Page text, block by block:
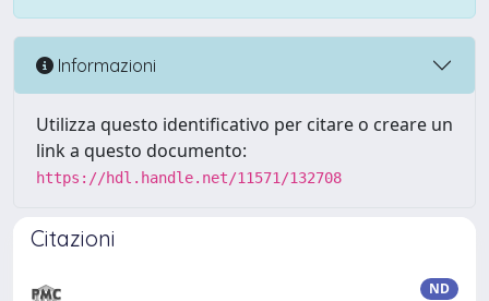
Informazioni
Utilizza questo identificativo per citare o creare un
link a questo documento:
https://hdl.handle.net/11571/132708
Citazioni
ND